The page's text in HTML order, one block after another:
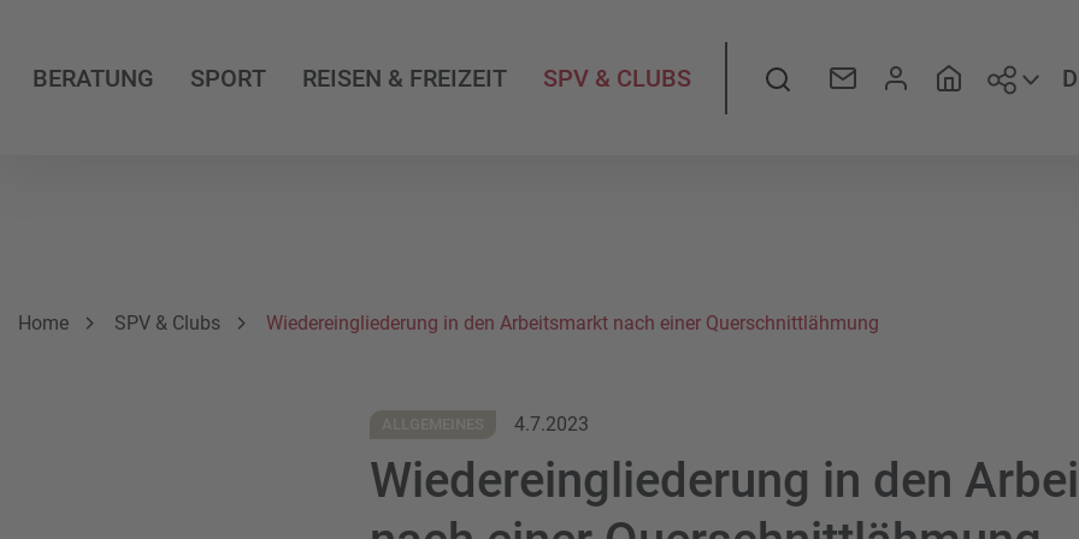
BERATUNG SPORT REISEN & FREIZEIT SPV & CLUBS Suche
Breadcrumbnavigation
Sie befinden sich hier:
Home SPV & Clubs Wiedereingliederung in den Arbeitsmarkt nach einer Querschnittlähmung
ALLGEMEINES 4.7.2023
Wiedereingliederung in den